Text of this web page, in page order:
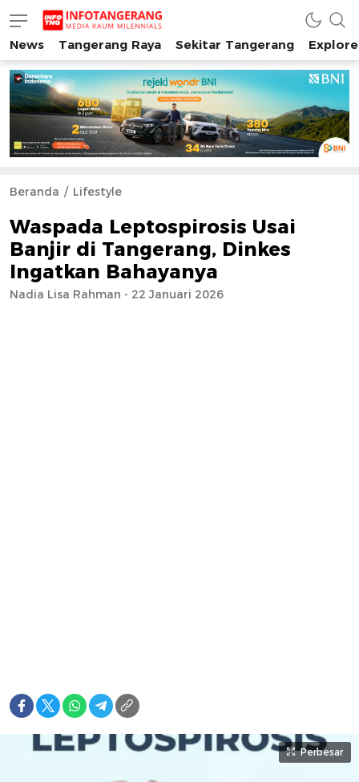
INFO TANGERANG
Media Kaum Millenials Tangerang Raya
News Tangerang Raya Sekitar Tangerang
Beranda Lifestyle
Waspada Leptospirosis Usai
Banjir di Tangerang, Dinkes
Ingatkan Bahayanya
Nadia Lisa Rahman - 22 Januari 2026
Perbesar